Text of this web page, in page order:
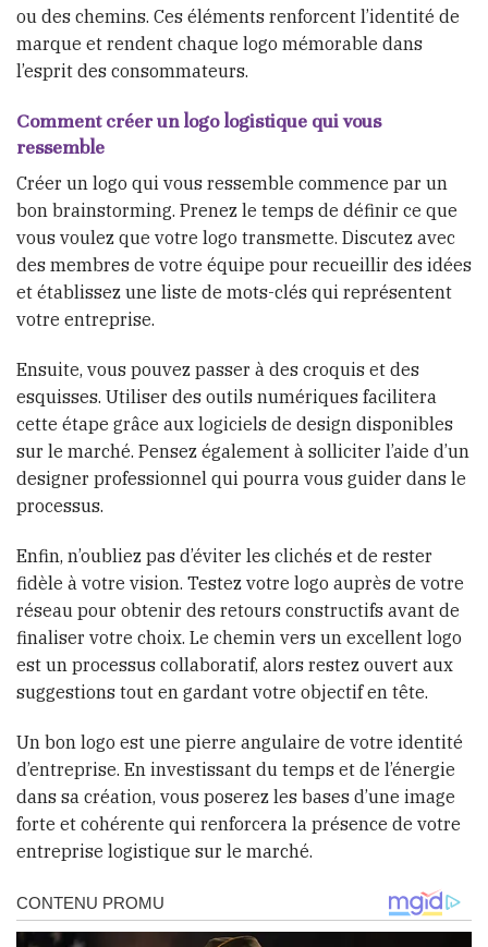
ou des chemins. Ces éléments renforcent l’identité de
marque et rendent chaque logo mémorable dans
l’esprit des consommateurs.
Comment créer un logo logistique qui vous
ressemble
Créer un logo qui vous ressemble commence par un
bon brainstorming. Prenez le temps de définir ce que
vous voulez que votre logo transmette. Discutez avec
des membres de votre équipe pour recueillir des idées
et établissez une liste de mots-clés qui représentent
votre entreprise.
Ensuite, vous pouvez passer à des croquis et des
esquisses. Utiliser des outils numériques facilitera
cette étape grâce aux logiciels de design disponibles
sur le marché. Pensez également à solliciter l’aide d’un
designer professionnel qui pourra vous guider dans le
processus.
Enfin, n’oubliez pas d’éviter les clichés et de rester
fidèle à votre vision. Testez votre logo auprès de votre
réseau pour obtenir des retours constructifs avant de
finaliser votre choix. Le chemin vers un excellent logo
est un processus collaboratif, alors restez ouvert aux
suggestions tout en gardant votre objectif en tête.
Un bon logo est une pierre angulaire de votre identité
d’entreprise. En investissant du temps et de l’énergie
dans sa création, vous poserez les bases d’une image
forte et cohérente qui renforcera la présence de votre
entreprise logistique sur le marché.